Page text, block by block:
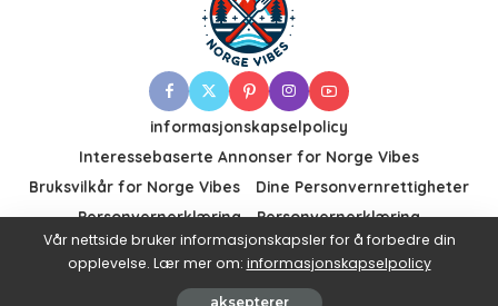
informasjonskapselpolicy
Interessebaserte Annonser for Norge Vibes
Bruksvilkår for Norge Vibes
Dine Personvernrettigheter
Personvernerklæring
Personvernerklæring
Lev sunt, smak bedre – Bli med på Norgevibes!
Vår nettside bruker informasjonskapsler for å forbedre din
opplevelse. Lær mer om: informasjonskapselpolicy
aksepterer